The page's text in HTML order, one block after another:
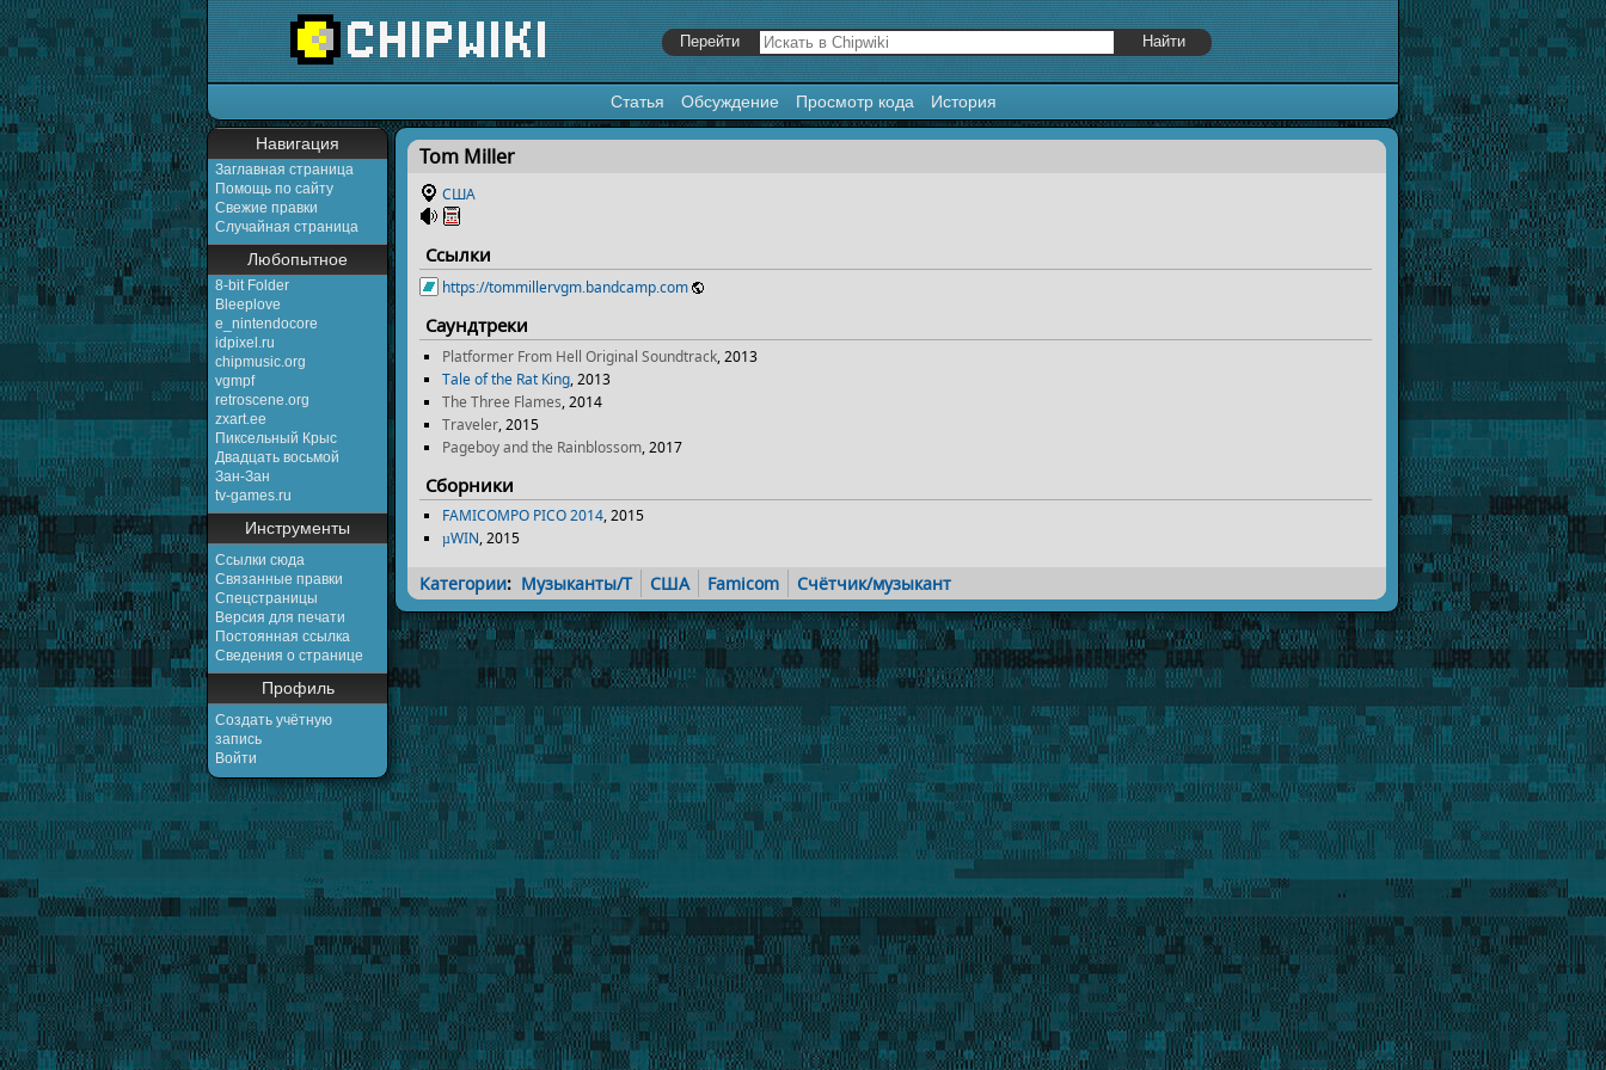
Статья Обсуждение Просмотр кода История
Навигация
Заглавная страница
Помощь по сайту
Свежие правки
Случайная страница
Любопытное
8-bit Folder
Bleeplove
e_nintendocore
idpixel.ru
chipmusic.org
vgmpf
retroscene.org
zxart.ee
Пиксельный Крыс
Двадцать восьмой
Зан-Зан
tv-games.ru
Инструменты
Ссылки сюда
Связанные правки
Спецстраницы
Версия для печати
Постоянная ссылка
Сведения о странице
Профиль
Создать учётную
запись
Войти
Перейти к:навигация,поиск
Tom Miller
США
Ссылки
https://tommillervgm.bandcamp.com
Саундтреки
Platformer From Hell Original Soundtrack, 2013
Tale of the Rat King, 2013
The Three Flames, 2014
Traveler, 2015
Pageboy and the Rainblossom, 2017
Сборники
FAMICOMPO PICO 2014, 2015
µWIN, 2015
Категории: Музыканты/T США Famicom Счётчик/музыкант